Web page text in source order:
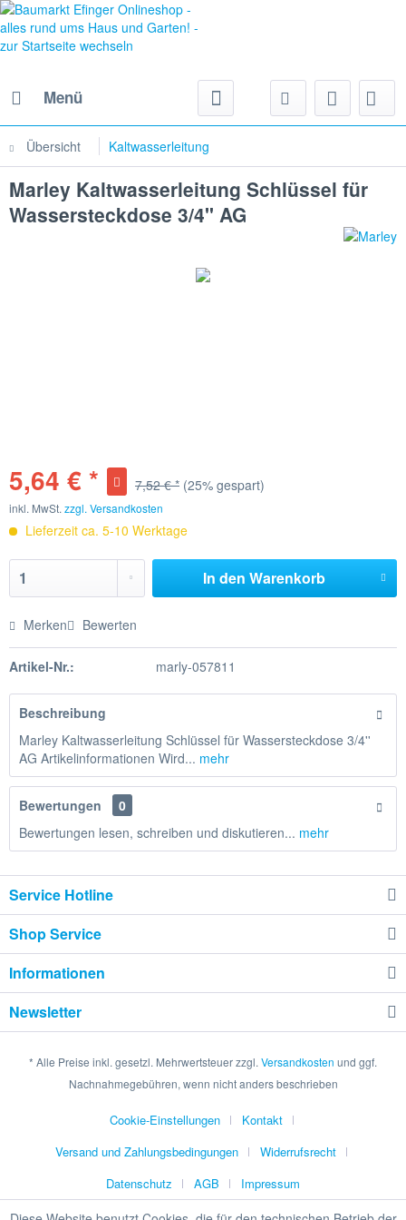
Menü
Übersicht Kaltwasserleitung
Marley Kaltwasserleitung Schlüssel für
Wassersteckdose 3/4" AG
5,64 € * 7,52 € * (25% gespart)
inkl. MwSt. zzgl. Versandkosten
Lieferzeit ca. 5-10 Werktage
In den Warenkorb
Merken Bewerten
Artikel-Nr.: marly-057811
Beschreibung
Marley Kaltwasserleitung Schlüssel für Wassersteckdose 3/4''
AG Artikelinformationen Wird... mehr
Bewertungen
0
Bewertungen lesen, schreiben und diskutieren... mehr
Service Hotline
Shop Service
Informationen
Newsletter
* Alle Preise inkl. gesetzl. Mehrwertsteuer zzgl. Versandkosten und ggf.
Nachnahmegebühren, wenn nicht anders beschrieben
Cookie-Einstellungen
Kontakt
Versand und Zahlungsbedingungen
Widerrufsrecht
Datenschutz
AGB Impressum